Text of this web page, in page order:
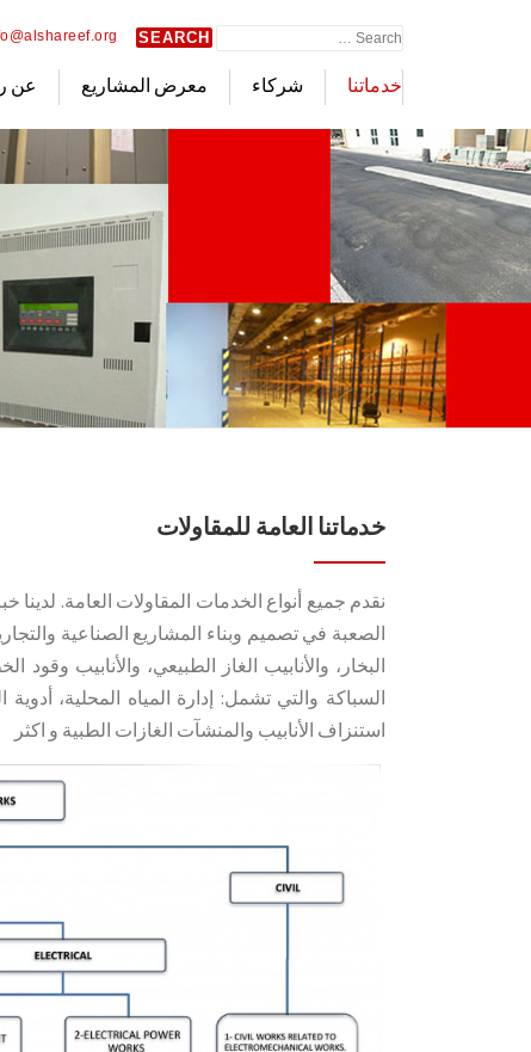
Search
عن معرض المشاريع شركاء خدماتنا
خدماتنا العامة للمقاولات
نقدم جميع أنواع الخدمات المقاولات العامة. لدينا
الصعبة في تصميم وبناء المشاريع الصناعية
السباكة والتي تشمل: إدارة المياه المحلية،
استنزاف الأنابيب والمنشآت الغازات الطبية و اكثر